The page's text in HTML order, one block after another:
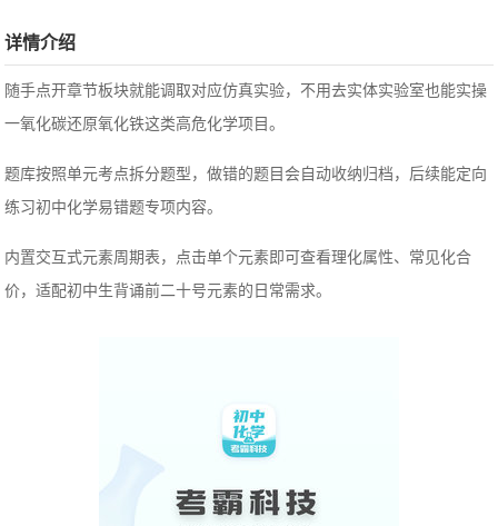
详情介绍
随手点开章节板块就能调取对应仿真实验，不用去实体实验室也能实操
一氧化碳还原氧化铁这类高危化学项目。
题库按照单元考点拆分题型，做错的题目会自动收纳归档，后续能定向
练习初中化学易错题专项内容。
内置交互式元素周期表，点击单个元素即可查看理化属性、常见化合
价，适配初中生背诵前二十号元素的日常需求。